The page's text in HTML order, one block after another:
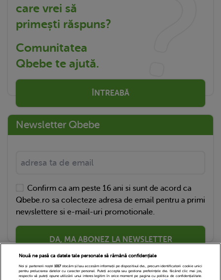
care vrei să
primești răspuns?
Comunitatea
Qbebe te ajută.
ÎNTREABĂ
Newsletter Qbebe
Confirm ca am peste 16 ani si sunt de acord ca
Qbebe.ro sa colecteze adresa de email pentru a primi
newslettere si e-mail-uri promotionale.
DA, MA ABONEZ LA NEWSLETTER
Nouă ne pasă ca datele tale personale să rămână confidențiale
Noi și partenerii noștri 1017stocăm și/sau accesăm informații pe dispozitivul dvs., precum identificatorii cookie unici
pentru prelucrarea datelor cu caracter personal. Puteți accepta sau gestiona preferințele dvs. făcând clic mai jos,
respectiv vă puteți opune utilizării unui interes legitim în orice moment pe pagina cu politica de confidențialitate.